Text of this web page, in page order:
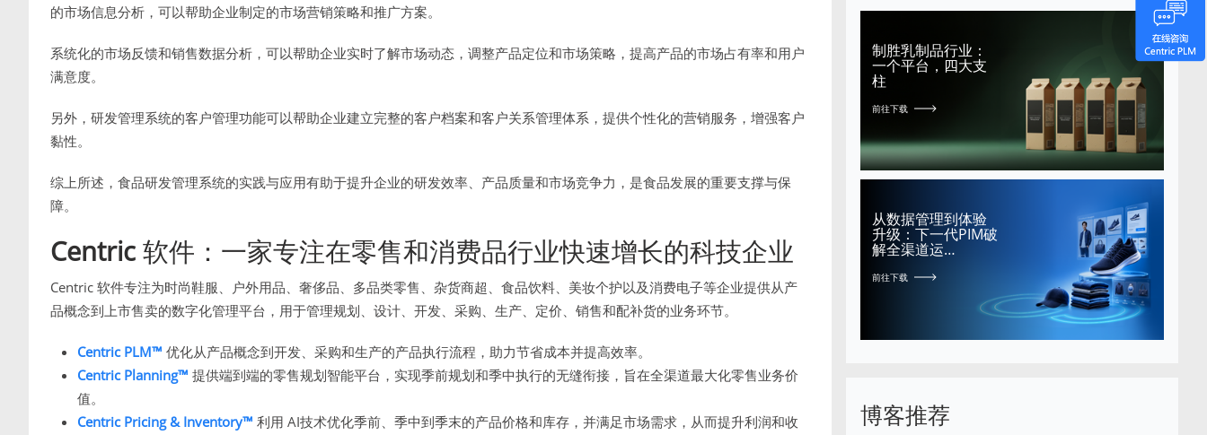
的市场信息分析，可以帮助企业制定的市场营销策略和推广方案。
系统化的市场反馈和销售数据分析，可以帮助企业实时了解市场动态，调整产品定位和市场策略，提高产品的市场占有率和用户
满意度。
另外，研发管理系统的客户管理功能可以帮助企业建立完整的客户档案和客户关系管理体系，提供个性化的营销服务，增强客户
黏性。
综上所述，食品研发管理系统的实践与应用有助于提升企业的研发效率、产品质量和市场竞争力，是食品发展的重要支撑与保
障。
Centric 软件：一家专注在零售和消费品行业快速增长的科技企业
Centric 软件专注为时尚鞋服、户外用品、奢侈品、多品类零售、杂货商超、食品饮料、美妆个护以及消费电子等企业提供从产
品概念到上市售卖的数字化管理平台，用于管理规划、设计、开发、采购、生产、定价、销售和配补货的业务环节。
Centric PLM™ 优化从产品概念到开发、采购和生产的产品执行流程，助力节省成本并提高效率。
Centric Planning™ 提供端到端的零售规划智能平台，实现季前规划和季中执行的无缝衔接，旨在全渠道最大化零售业务价
值。
Centric Pricing & Inventory™ 利用 AI技术优化季前、季中到季末的产品价格和库存，并满足市场需求，从而提升利润和收
制胜乳制品行业：
一个平台，四大支
柱
前往下载
从数据管理到体验
升级：下一代PIM破
解全渠道运…
前往下载
博客推荐